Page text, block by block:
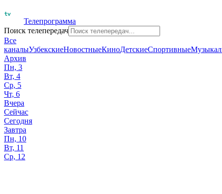
Телепрограмма
Поиск телепередач
Все
каналыУзбекскиеНовостныеКиноДетскиеСпортивные
Архив
Пн, 3
Вт, 4
Ср, 5
Чт, 6
Вчера
Сейчас
Сегодня
Завтра
Пн, 10
Вт, 11
Ср, 12